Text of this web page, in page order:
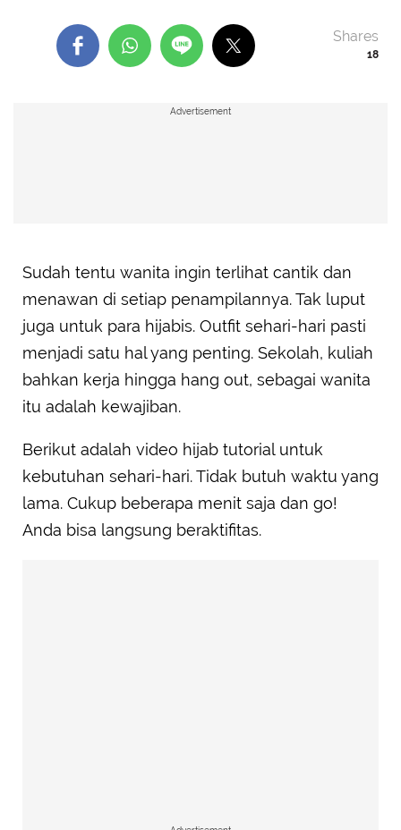
18
Shares
Advertisement
Sudah tentu wanita ingin terlihat cantik dan
menawan di setiap penampilannya. Tak luput
juga untuk para hijabis. Outfit sehari-hari pasti
menjadi satu hal yang penting. Sekolah, kuliah
bahkan kerja hingga hang out, sebagai wanita
itu adalah kewajiban.
Berikut adalah video hijab tutorial untuk
kebutuhan sehari-hari. Tidak butuh waktu yang
lama. Cukup beberapa menit saja dan go!
Anda bisa langsung beraktifitas.